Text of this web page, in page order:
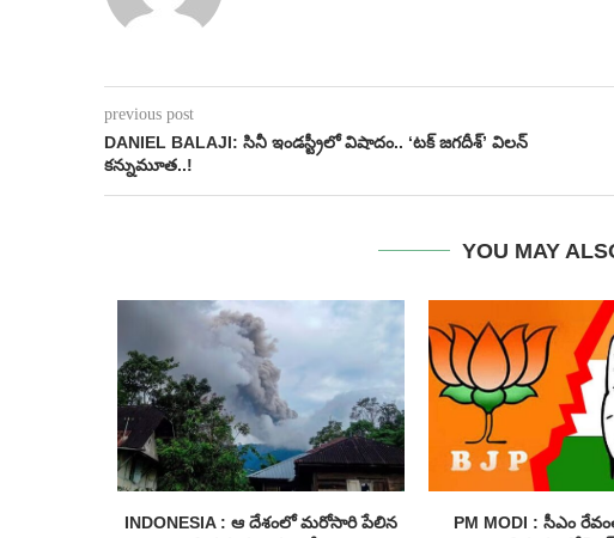
previous post
DANIEL BALAJI: సినీ ఇండస్ట్రీలో విషాదం.. ‘టక్ జగదీశ్’ విలన్
కన్నుమూత..!
YOU MAY
INDONESIA : ఆ దేశంలో మరోసారి పేలిన
PM MODI : సీఎం